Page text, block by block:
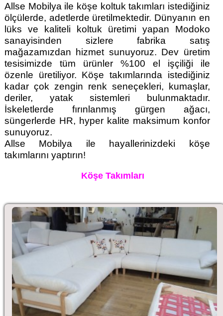
Allse Mobilya ile köşe koltuk takımları istediğiniz
ölçülerde, adetlerde üretilmektedir. Dünyanın en
lüks ve kaliteli koltuk üretimi yapan Modoko
sanayisinden sizlere fabrika satış
mağazamızdan hizmet sunuyoruz. Dev üretim
tesisimizde tüm ürünler %100 el işçiliği ile
özenle üretiliyor. Köşe takımlarında istediğiniz
kadar çok zengin renk seneçekleri, kumaşlar,
deriler, yatak sistemleri bulunmaktadır.
İskeletlerde fırınlanmış gürgen ağacı,
süngerlerde HR, hyper kalite maksimum konfor
sunuyoruz.
Allse Mobilya ile hayallerinizdeki köşe
takımlarını yaptırın!
Köşe Takımları